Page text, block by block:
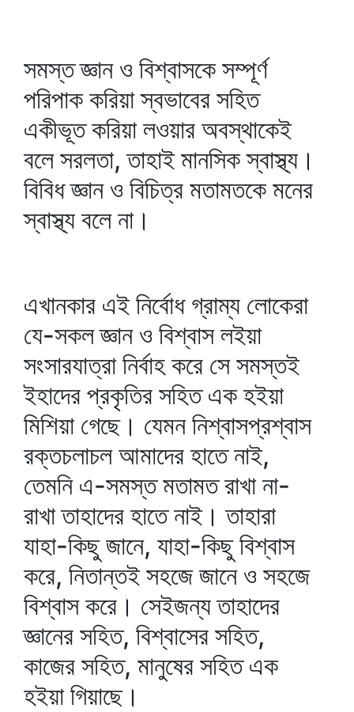
সমস্ত জ্ঞান ও বিশ্বাসকে সম্পূর্ণ
পরিপাক করিয়া স্বভাবের সহিত
একীভূত করিয়া লওয়ার অবস্থাকেই
বলে সরলতা, তাহাই মানসিক স্বাস্থ্য।
বিবিধ জ্ঞান ও বিচিত্র মতামতকে মনের
স্বাস্থ্য বলে না।
এখানকার এই নির্বোধ গ্রাম্য লোকেরা
যে-সকল জ্ঞান ও বিশ্বাস লইয়া
সংসারযাত্রা নির্বাহ করে সে সমস্তই
ইহাদের প্রকৃতির সহিত এক হইয়া
মিশিয়া গেছে। যেমন নিশ্বাসপ্রশ্বাস
রক্তচলাচল আমাদের হাতে নাই,
তেমনি এ-সমস্ত মতামত রাখা না-
রাখা তাহাদের হাতে নাই। তাহারা
যাহা-কিছু জানে, যাহা-কিছু বিশ্বাস
করে, নিতান্তই সহজে জানে ও সহজে
বিশ্বাস করে। সেইজন্য তাহাদের
জ্ঞানের সহিত, বিশ্বাসের সহিত,
কাজের সহিত, মানুষের সহিত এক
হইয়া গিয়াছে।